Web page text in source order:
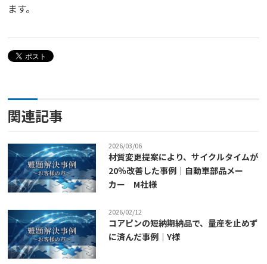
ます。
関連記事
2026/03/06
材質変更提案により、サイクルタイムが
20％改善した事例｜自動車部品メー
カー M社様
2026/02/12
コアピンの短納期納品で、量産を止めず
に済んだ事例｜Y様